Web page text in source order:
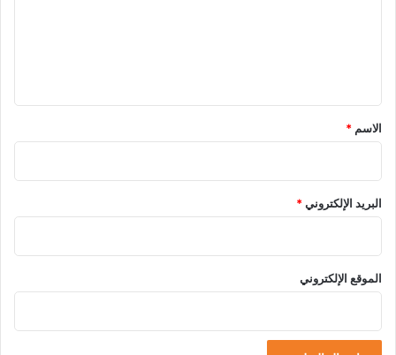
*
الاسم *
البريد الإلكتروني*
الموقع الإلكتروني